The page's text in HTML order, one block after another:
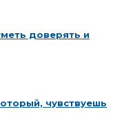
доверять и
чувствуешь